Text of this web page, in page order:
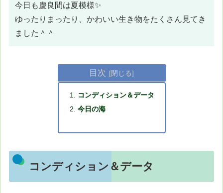
今日も慶良間は夏模様✨
ゆったりまったり、かわいい生き物をたくさん見てき
ました＾＾
目次
コンディション＆データ
今日の海
コンディション＆データ